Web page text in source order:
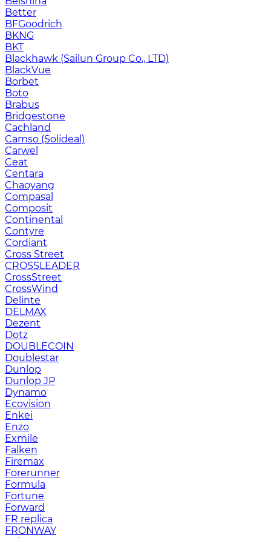
Better
BFGoodrich
BKNG
BKT
Blackhawk (Sailun Group Co., LTD)
BlackVue
Borbet
Boto
Brabus
Bridgestone
Cachland
Camso (Solideal)
Carwel
Ceat
Centara
Chaoyang
Compasal
Composit
Continental
Contyre
Cordiant
Cross Street
CROSSLEADER
CrossStreet
CrossWind
Delinte
DELMAX
Dezent
Dotz
DOUBLECOIN
Doublestar
Dunlop
Dunlop JP
Dynamo
Ecovision
Enkei
Enzo
Exmile
Falken
Firemax
Forerunner
Formula
Fortune
Forward
FR replica
FRONWAY